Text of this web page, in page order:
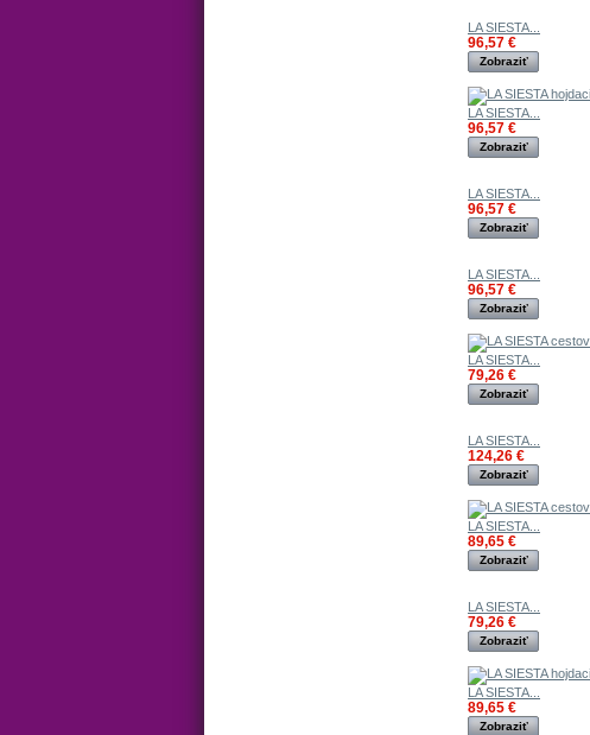
LA SIESTA...
96,57 €
Zobraziť
LA SIESTA...
96,57 €
Zobraziť
LA SIESTA...
96,57 €
Zobraziť
LA SIESTA...
96,57 €
Zobraziť
LA SIESTA...
79,26 €
Zobraziť
LA SIESTA...
124,26 €
Zobraziť
LA SIESTA...
89,65 €
Zobraziť
LA SIESTA...
79,26 €
Zobraziť
LA SIESTA...
89,65 €
Zobraziť